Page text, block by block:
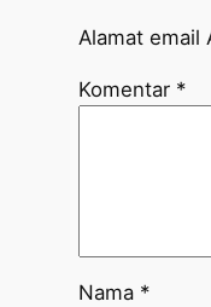
Alamat email
Komentar *
Nama *